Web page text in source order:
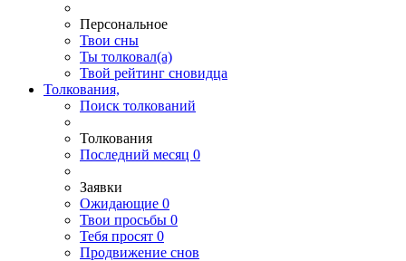
Персональное
Твои сны
Ты толковал(а)
Твой рейтинг сновидца
Толкования,
Поиск толкований
Толкования
Последний месяц 0
Заявки
Ожидающие 0
Твои просьбы 0
Тебя просят 0
Продвижение снов